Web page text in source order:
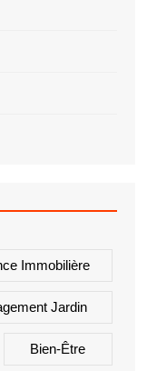
Immobilière
Jardin
Bien-Être